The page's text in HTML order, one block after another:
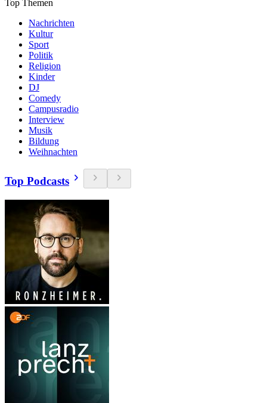
Top Themen
Nachrichten
Kultur
Sport
Politik
Religion
Kinder
DJ
Comedy
Campusradio
Interview
Musik
Bildung
Weihnachten
Top Podcasts